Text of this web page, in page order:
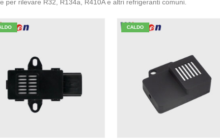
per rilevare R32, R134a, R410A e altri refrigeranti comuni.
CALDO